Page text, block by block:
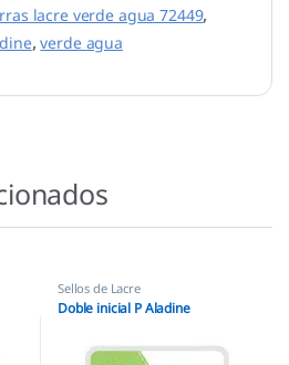
lacre verde agua 72449,
,verde agua
Sellos de Lacre
Doble inicial P Aladine